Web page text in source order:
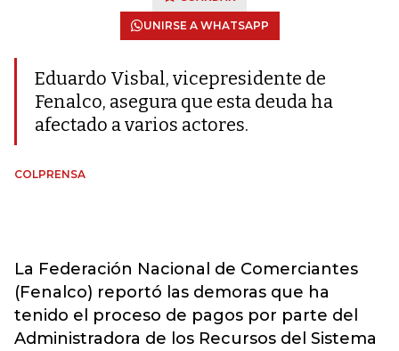
UNIRSE A WHATSAPP
Eduardo Visbal, vicepresidente de
Fenalco, asegura que esta deuda ha
afectado a varios actores.
COLPRENSA
La Federación Nacional de Comerciantes
(Fenalco) reportó las demoras que ha
tenido el proceso de pagos por parte del
Administradora de los Recursos del Sistema